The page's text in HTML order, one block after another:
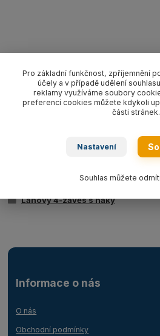
Kompletní specifikace
Lanový 4-závěs s háky s pojistkou
výběru, nosnost 5650/4200 kg (0-
Zboží zařazeno v
Lanový 4-závěs s háky
Informace o nás
O nás
Obchodní podmínky
Pro základní funkčnost, zpříjemnění
účely a v případě udělení
reklamy využíváme soubory
preferencí cookies můžete kdykoli
části stránek.
Nastavení
Souhlas můžete